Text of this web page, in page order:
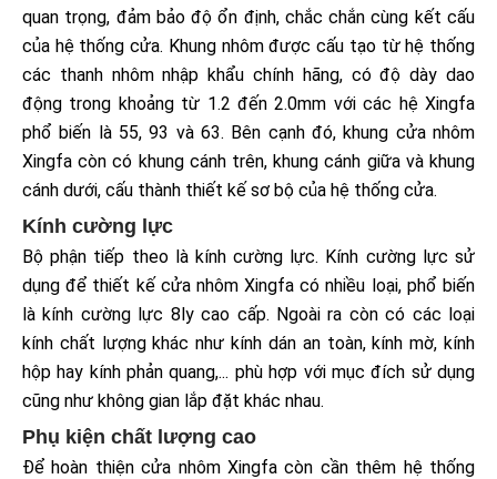
quan trọng, đảm bảo độ ổn định, chắc chắn cùng kết cấu
của hệ thống cửa. Khung nhôm được cấu tạo từ hệ thống
các thanh nhôm nhập khẩu chính hãng, có độ dày dao
động trong khoảng từ 1.2 đến 2.0mm với các hệ Xingfa
phổ biến là 55, 93 và 63. Bên cạnh đó, khung cửa nhôm
Xingfa còn có khung cánh trên, khung cánh giữa và khung
cánh dưới, cấu thành thiết kế sơ bộ của hệ thống cửa.
Kính cường lực
Bộ phận tiếp theo là kính cường lực. Kính cường lực sử
dụng để thiết kế cửa nhôm Xingfa có nhiều loại, phổ biến
là kính cường lực 8ly cao cấp. Ngoài ra còn có các loại
kính chất lượng khác như kính dán an toàn, kính mờ, kính
hộp hay kính phản quang,... phù hợp với mục đích sử dụng
cũng như không gian lắp đặt khác nhau.
Phụ kiện chất lượng cao
Để hoàn thiện cửa nhôm Xingfa còn cần thêm hệ thống